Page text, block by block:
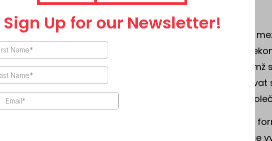
stratifikace a hazard
hry mohou také ovlivnit sociální stratifikaci a rozdíly
skupinami. Často se ukazuje, že lidé z nižších
mají větší tendenci se zapojovat do hazardních her, čímž
zranitelnost vůči závislosti. Tato situace může
nerovnosti a vést k marginalizaci těchto skupin ve
lidé z vyšších vrstev mohou hazardní hry vnímat jako
což je odlišuje od těch, kteří hazardují z nouze. Tím se
Sign Up for our Newsletter!